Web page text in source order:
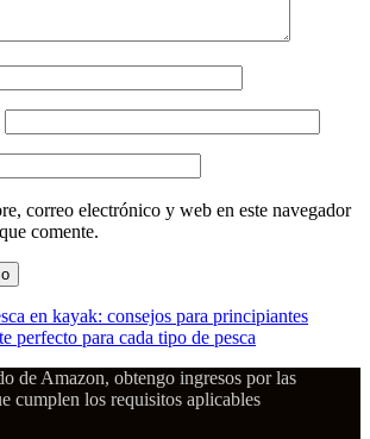
correo electrónico y web en este navegador
comente.
en kayak: consejos para principiantes
perfecto para cada tipo de pesca
de Amazon, obtengo ingresos por las
cumplen los requisitos aplicables